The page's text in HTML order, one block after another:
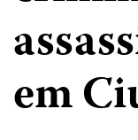
em